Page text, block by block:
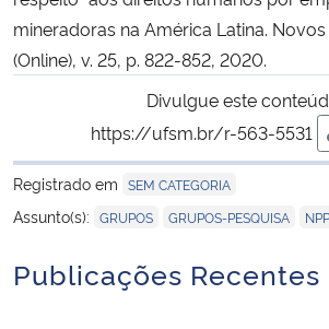
mineradoras na América Latina.
(Online), v. 25, p. 822-852, 2020.
Divulgue este
https://ufsm.br/r-563-5531
Registrado em SEM CATEGORIA
Assunto(s): GRUPOS GRUPOS-PESQUISA
Publicações Recentes